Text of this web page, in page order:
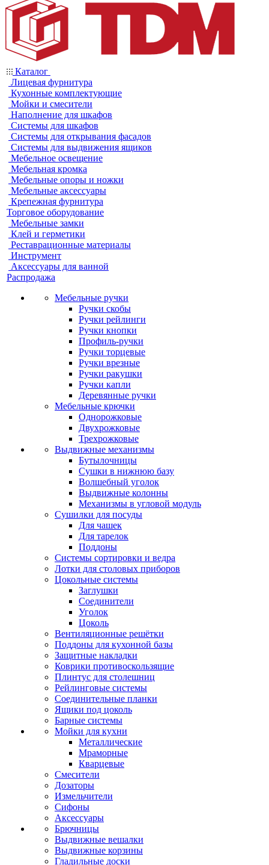
Каталог
Лицевая фурнитура
Кухонные комплектующие
Мойки и смесители
Наполнение для шкафов
Системы для шкафов
Системы для открывания фасадов
Системы для выдвижения ящиков
Мебельное освещение
Мебельная кромка
Мебельные опоры и ножки
Мебельные аксессуары
Крепежная фурнитура
Торговое оборудование
Мебельные замки
Клей и герметики
Реставрационные материалы
Инструмент
Аксессуары для ванной
Распродажа
Мебельные ручки
Ручки скобы
Ручки рейлинги
Ручки кнопки
Профиль-ручки
Ручки торцевые
Ручки врезные
Ручки ракушки
Ручки капли
Деревянные ручки
Мебельные крючки
Однорожковые
Двухрожковые
Трехрожковые
Выдвижные механизмы
Бутылочницы
Сушки в нижнюю базу
Волшебный уголок
Выдвижные колонны
Механизмы в угловой модуль
Сушилки для посуды
Для чашек
Для тарелок
Поддоны
Системы сортировки и ведра
Лотки для столовых приборов
Цокольные системы
Заглушки
Соединители
Уголок
Цоколь
Вентиляционные решётки
Поддоны для кухонной базы
Защитные накладки
Коврики противоскользящие
Плинтус для столешниц
Рейлинговые системы
Соединительные планки
Ящики под цоколь
Барные системы
Мойки для кухни
Металлические
Мраморные
Кварцевые
Смесители
Дозаторы
Измельчители
Сифоны
Аксессуары
Брючницы
Выдвижные вешалки
Выдвижные корзины
Гладильные доски